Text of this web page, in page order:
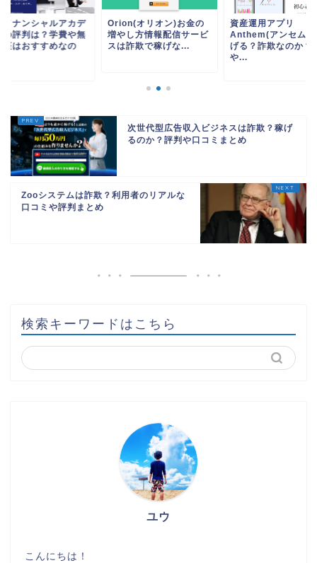
イナンシャルアカデ
の評判は？学費や無
座はおすすめなの
Orion(オリオン)お金の
増やし方情報配信サービ
スは詐欺で稼げな...
資産運用アプリ
Anthem(アンセム)
げる？詐欺なのか？
や...
次世代型広告収入ビジネスは詐欺？稼げ
るのか？評判や口コミまとめ
Zooシステムは詐欺？利用者のリアルな
口コミや評判まとめ
検索キーワードはこちら
ユウ
こんにちは！